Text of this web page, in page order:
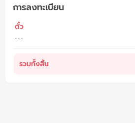
การลงทะเบียน
ตั๋ว
---
รวมทั้งสิ้น